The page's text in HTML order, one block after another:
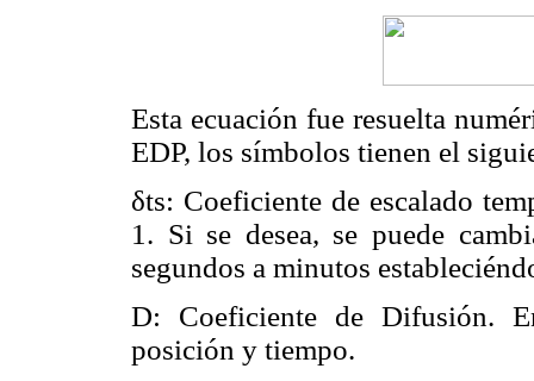
Esta ecuación fue resuelta
EDP, los símbolos tienen el
δts: Coeficiente de escalado
1. Si se desea, se puede
segundos a minutos
D: Coeficiente de Difusión.
posición y tiempo.